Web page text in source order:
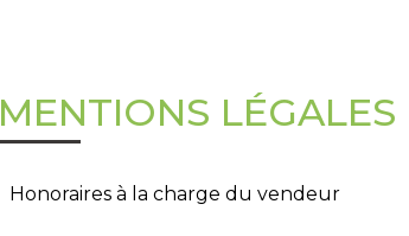
MENTIONS LÉGALES
Honoraires à la charge du vendeur